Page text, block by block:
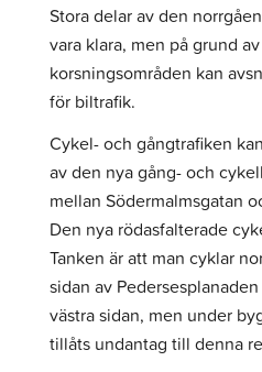
Stora delar av den
vara klara, men på grund
korsningsområden kan
för biltrafik.
Cykel- och gångtrafiken
av den nya gång- och
mellan Södermalmsgatan
Den nya rödasfalterade
Tanken är att man cyklar
sidan av
västra sidan, men under
tillåts undantag till denna